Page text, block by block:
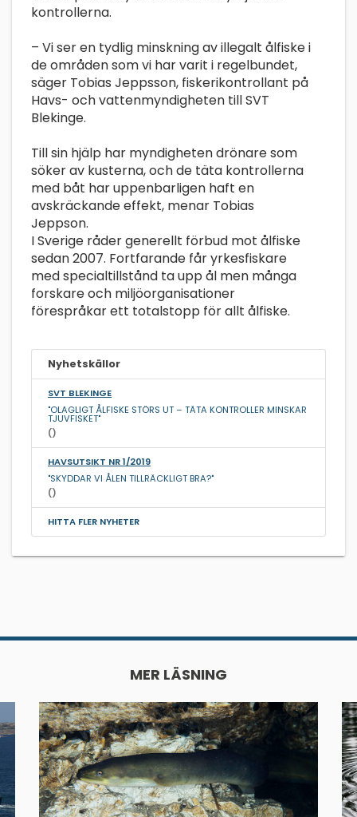
kontrollerna.
– Vi ser en tydlig minskning av illegalt ålfiske i
de områden som vi har varit i regelbundet,
säger Tobias Jeppsson, fiskerikontrollant på
Havs- och vattenmyndigheten till SVT
Blekinge.
Till sin hjälp har myndigheten drönare som
söker av kusterna, och de täta kontrollerna
med båt har uppenbarligen haft en
avskräckande effekt, menar Tobias
Jeppson.
I Sverige råder generellt förbud mot ålfiske
sedan 2007. Fortfarande får yrkesfiskare
med specialtillstånd ta upp ål men många
forskare och miljöorganisationer
förespråkar ett totalstopp för allt ålfiske.
Nyhetskällor
SVT BLEKINGE
"OLAGLIGT ÅLFISKE STÖRS UT – TÄTA KONTROLLER MINSKAR
TJUVFISKET"
()
HAVSUTSIKT NR 1/2019
"SKYDDAR VI ÅLEN TILLRÄCKLIGT BRA?"
()
HITTA FLER NYHETER
MER LÄSNING